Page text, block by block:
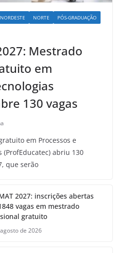
NORDESTE NORTE
PÓS-GRADUAÇÃO
Mestrado
em
130 vagas
em Processos e
(ProfEducatec) abriu 130
que serão
2027: inscrições abertas
vagas em mestrado
gratuito
de 2026